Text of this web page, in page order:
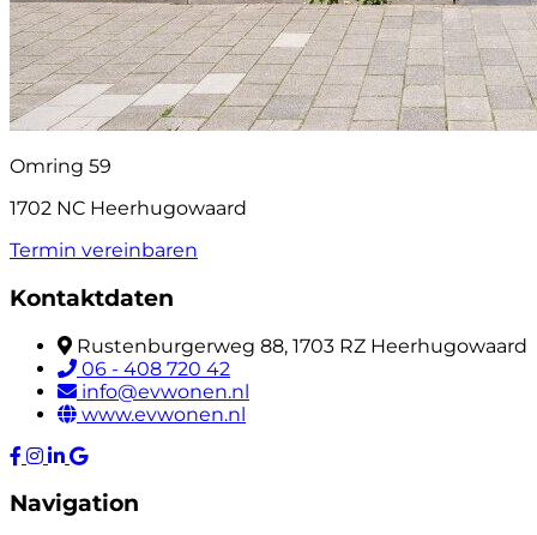
Omring 59
1702 NC Heerhugowaard
Termin vereinbaren
Kontaktdaten
Rustenburgerweg 88, 1703 RZ Heerhugowaard
06 - 408 720 42
info@evwonen.nl
www.evwonen.nl
Navigation